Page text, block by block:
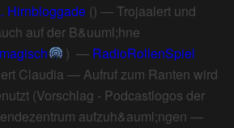
Hirnbloggade () —Trojaalert und
auf der B&uuml;hne
) — RadioRollenSpiel
Claudia —Aufruf zum Ranten wird
(Vorschlag - Podcastlogos der
aufzuh&auml;ngen —